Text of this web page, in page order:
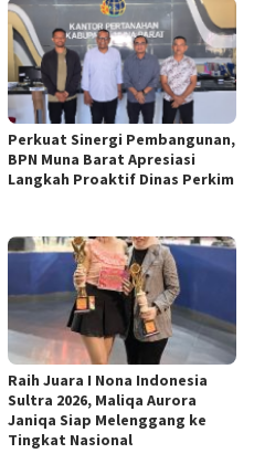
Perkuat Sinergi Pembangunan,
BPN Muna Barat Apresiasi
Langkah Proaktif Dinas Perkim
Raih Juara I Nona Indonesia
Sultra 2026, Maliqa Aurora
Janiqa Siap Melenggang ke
Tingkat Nasional